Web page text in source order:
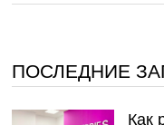
ПОСЛЕДНИЕ
Как